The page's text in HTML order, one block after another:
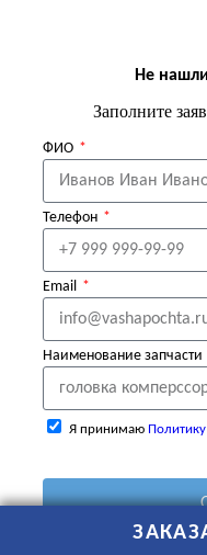
Не
Заполните
ФИО
Телефон
Email
Наименование запчасти
Я принимаю